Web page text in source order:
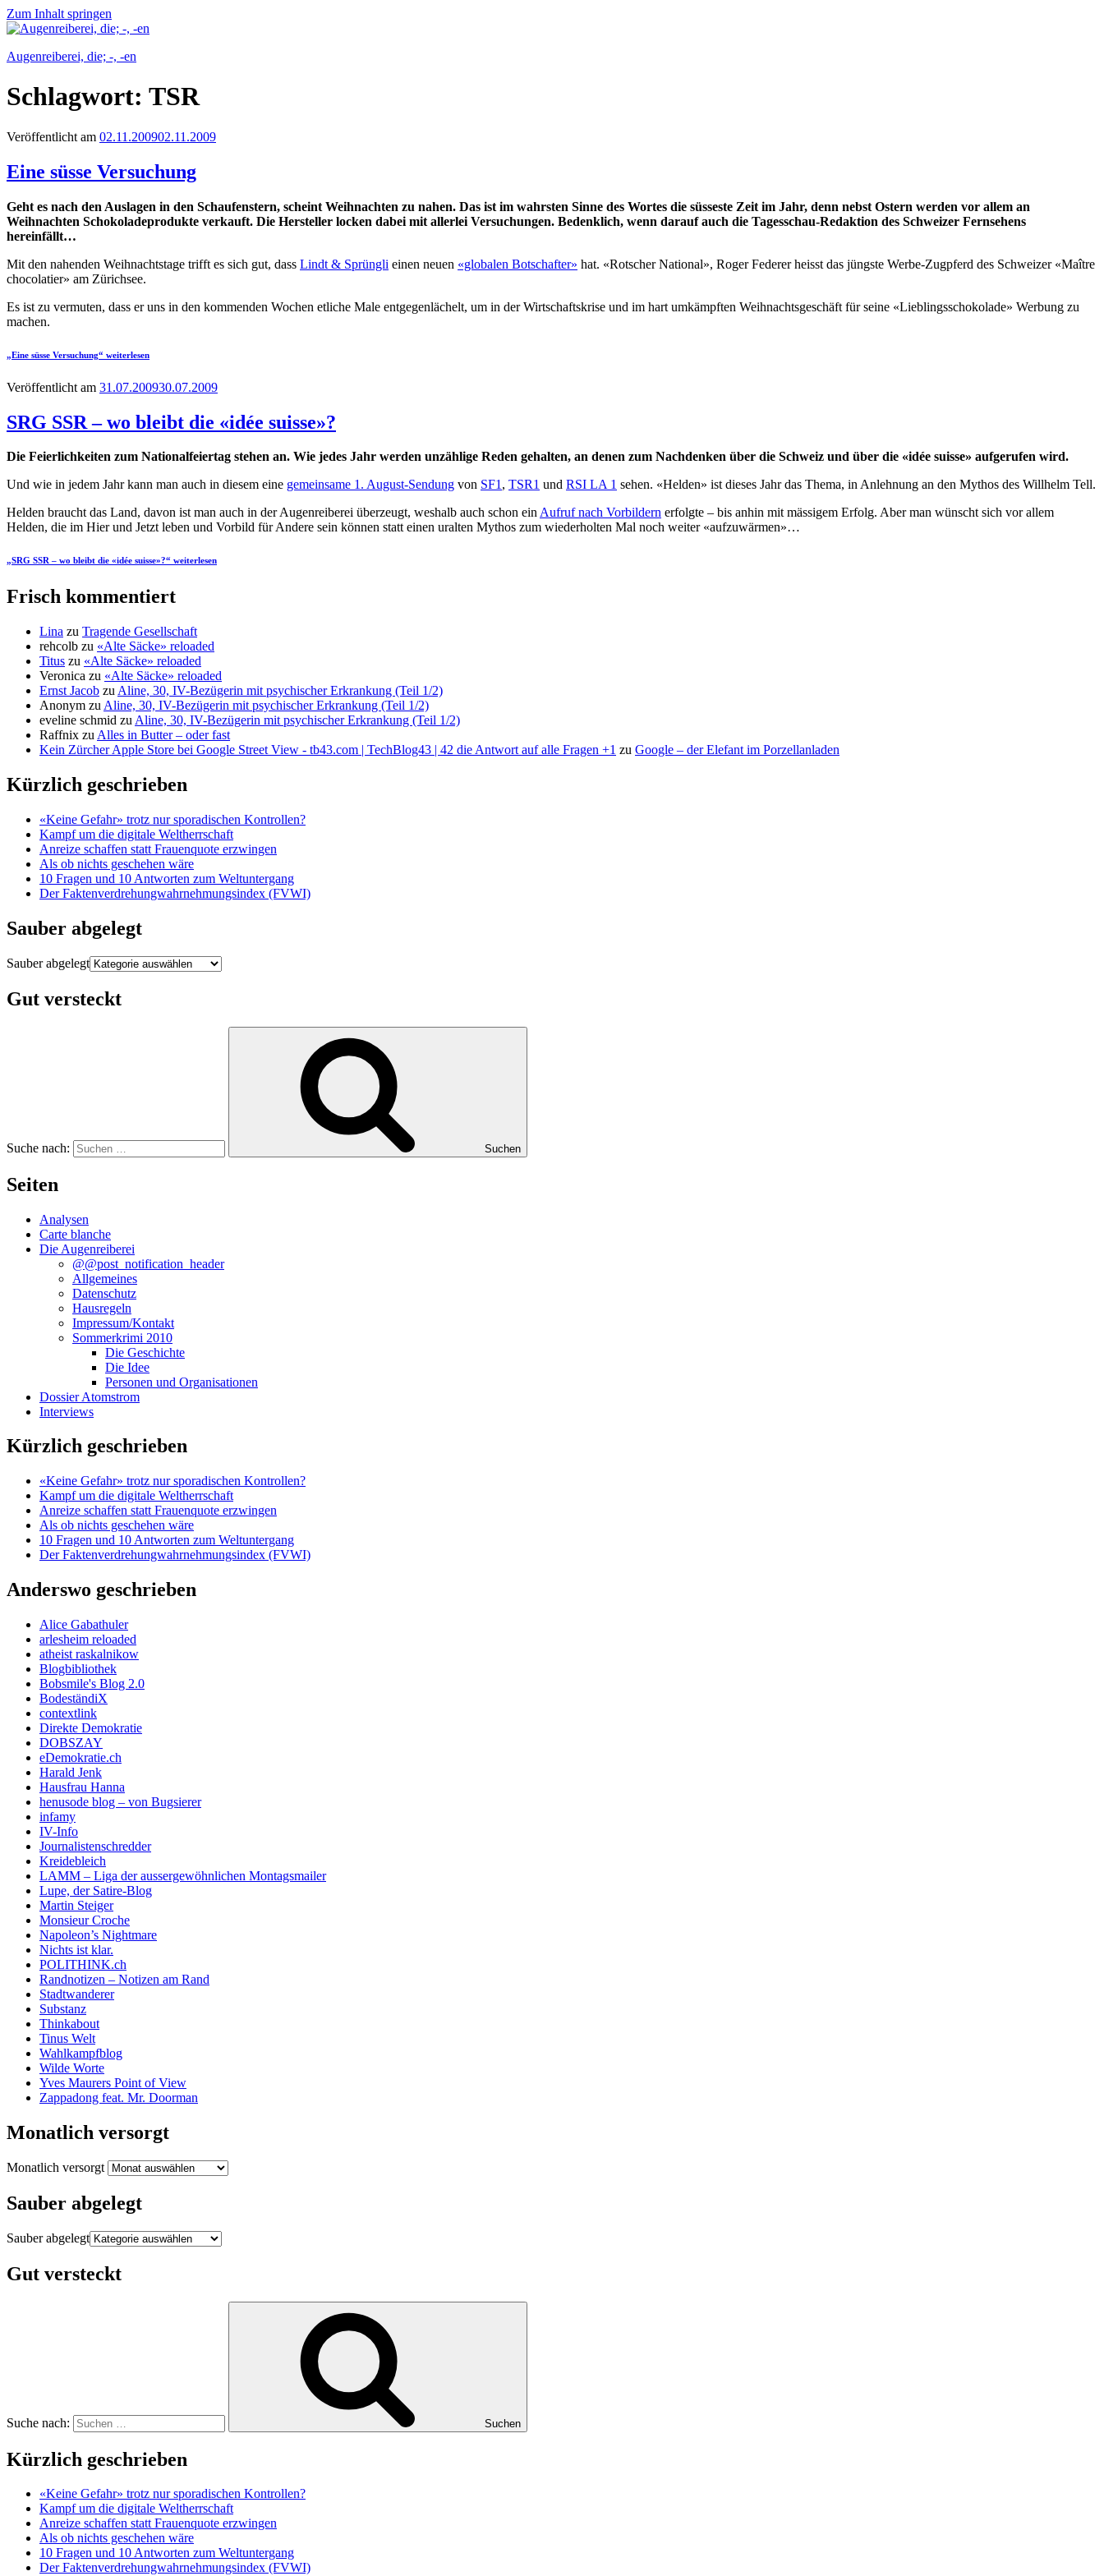
Zum Inhalt springen
Augenreiberei, die; -, -en
Schlagwort: TSR
Veröffentlicht am 02.11.200902.11.2009
Eine süsse Versuchung
Geht es nach den Auslagen in den Schaufenstern, scheint Weihnachten zu nahen. Das ist im wahrsten Sinne des Wortes die süsseste Zeit im Jahr, denn nebst Ostern werden vor allem an
Weihnachten Schokoladeprodukte verkauft. Die Hersteller locken dabei mit allerlei Versuchungen. Bedenklich, wenn darauf auch die Tagesschau-Redaktion des Schweizer Fernsehens
hereinfällt…
Mit den nahenden Weihnachtstage trifft es sich gut, dass Lindt & Sprüngli einen neuen «globalen Botschafter» hat. «Rotscher National», Roger Federer heisst das jüngste Werbe-Zugpferd des Schweizer «Maître
chocolatier» am Zürichsee.
Es ist zu vermuten, dass er uns in den kommenden Wochen etliche Male entgegenlächelt, um in der Wirtschaftskrise und im hart umkämpften Weihnachtsgeschäft für seine «Lieblingsschokolade» Werbung zu
machen.
„Eine süsse Versuchung“ weiterlesen
Veröffentlicht am 31.07.200930.07.2009
SRG SSR – wo bleibt die «idée suisse»?
Die Feierlichkeiten zum Nationalfeiertag stehen an. Wie jedes Jahr werden unzählige Reden gehalten, an denen zum Nachdenken über die Schweiz und über die «idée suisse» aufgerufen wird.
Und wie in jedem Jahr kann man auch in diesem eine gemeinsame 1. August-Sendung von SF1, TSR1 und RSI LA 1 sehen. «Helden» ist dieses Jahr das Thema, in Anlehnung an den Mythos des Willhelm Tell.
Helden braucht das Land, davon ist man auch in der Augenreiberei überzeugt, weshalb auch schon einAufruf nach Vorbildern erfolgte – bis anhin mit mässigem Erfolg. Aber man wünscht sich vor allem
Helden, die im Hier und Jetzt leben und Vorbild für Andere sein können statt einen uralten Mythos zum wiederholten Mal noch weiter «aufzuwärmen»…
„SRG SSR – wo bleibt die «idée suisse»?“ weiterlesen
Frisch kommentiert
Lina zu Tragende Gesellschaft
rehcolb zu «Alte Säcke» reloaded
Titus zu «Alte Säcke» reloaded
Veronica zu «Alte Säcke» reloaded
Ernst Jacob zu Aline, 30, IV-Bezügerin mit psychischer Erkrankung (Teil 1/2)
Anonym zu Aline, 30, IV-Bezügerin mit psychischer Erkrankung (Teil 1/2)
eveline schmid zu Aline, 30, IV-Bezügerin mit psychischer Erkrankung (Teil 1/2)
Raffnix zu Alles in Butter – oder fast
Kein Zürcher Apple Store bei Google Street View - tb43.com | TechBlog43 | 42 die Antwort auf alle Fragen +1 zu Google – der Elefant im Porzellanladen
Kürzlich geschrieben
«Keine Gefahr» trotz nur sporadischen Kontrollen?
Kampf um die digitale Weltherrschaft
Anreize schaffen statt Frauenquote erzwingen
Als ob nichts geschehen wäre
10 Fragen und 10 Antworten zum Weltuntergang
Der Faktenverdrehungwahrnehmungsindex (FVWI)
Sauber abgelegt
Sauber abgelegt
Gut versteckt
Suche nach: Suchen
Seiten
Analysen
Carte blanche
Die Augenreiberei
@@post_notification_header
Allgemeines
Datenschutz
Hausregeln
Impressum/Kontakt
Sommerkrimi 2010
Die Geschichte
Die Idee
Personen und Organisationen
Dossier Atomstrom
Interviews
Kürzlich geschrieben
«Keine Gefahr» trotz nur sporadischen Kontrollen?
Kampf um die digitale Weltherrschaft
Anreize schaffen statt Frauenquote erzwingen
Als ob nichts geschehen wäre
10 Fragen und 10 Antworten zum Weltuntergang
Der Faktenverdrehungwahrnehmungsindex (FVWI)
Anderswo geschrieben
Alice Gabathuler
arlesheim reloaded
atheist raskalnikow
Blogbibliothek
Bobsmile's Blog 2.0
BodeständiX
contextlink
Direkte Demokratie
DOBSZAY
eDemokratie.ch
Harald Jenk
Hausfrau Hanna
henusode blog – von Bugsierer
infamy
IV-Info
Journalistenschredder
Kreidebleich
LAMM – Liga der aussergewöhnlichen Montagsmailer
Lupe, der Satire-Blog
Martin Steiger
Monsieur Croche
Napoleon’s Nightmare
Nichts ist klar.
POLITHINK.ch
Randnotizen – Notizen am Rand
Stadtwanderer
Substanz
Thinkabout
Tinus Welt
Wahlkampfblog
Wilde Worte
Yves Maurers Point of View
Zappadong feat. Mr. Doorman
Monatlich versorgt
Monatlich versorgt
Sauber abgelegt
Sauber abgelegt
Gut versteckt
Suche nach: Suchen
Kürzlich geschrieben
«Keine Gefahr» trotz nur sporadischen Kontrollen?
Kampf um die digitale Weltherrschaft
Anreize schaffen statt Frauenquote erzwingen
Als ob nichts geschehen wäre
10 Fragen und 10 Antworten zum Weltuntergang
Der Faktenverdrehungwahrnehmungsindex (FVWI)